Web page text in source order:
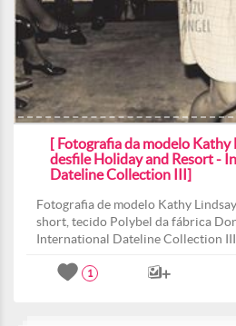
[ Fotografia da modelo Kathy
desfile Holiday and Resort -
Dateline Collection III]
Fotografia de modelo Kathy
short, tecido Polybel da fábrica
International Dateline Collection III
1